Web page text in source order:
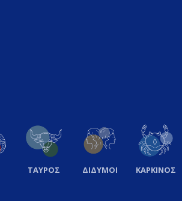
ΤΑΥΡΟΣ ΔΙΔΥΜΟΙ ΚΑΡΚΙΝΟΣ